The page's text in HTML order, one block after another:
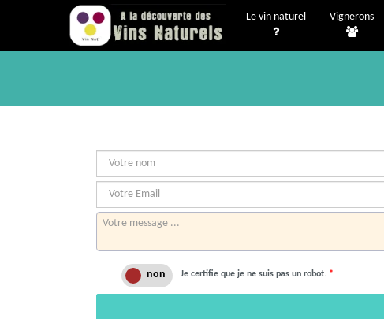
Le vin naturel Vignerons
Je certifie que je ne suis pas un robot. *